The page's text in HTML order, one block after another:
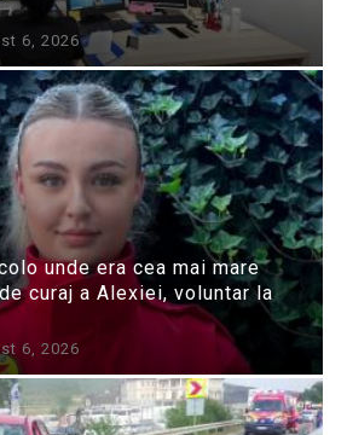
6, 2026
unde era cea mai mare
curaj a Alexiei, voluntar la
6, 2026